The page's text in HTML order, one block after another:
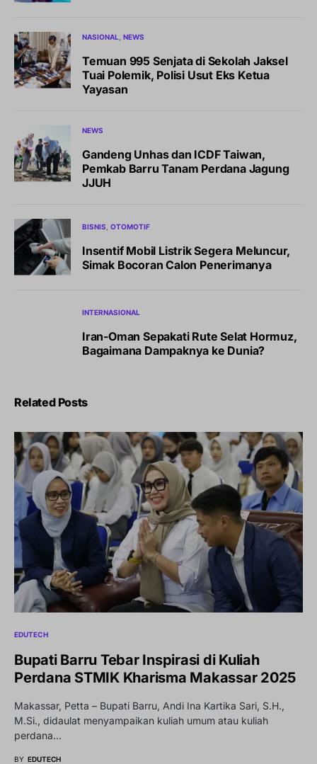
NASIONAL NEWS
Temuan 995 Senjata di Sekolah Jaksel
Tuai Polemik, Polisi Usut Eks Ketua
Yayasan
NEWS
Gandeng Unhas dan ICDF Taiwan,
Pemkab Barru Tanam Perdana Jagung
JJUH
BISNIS OTOMOTIF
Insentif Mobil Listrik Segera Meluncur,
Simak Bocoran Calon Penerimanya
INTERNASIONAL
Iran-Oman Sepakati Rute Selat Hormuz,
Bagaimana Dampaknya ke Dunia?
Related Posts
EDUTECH
Bupati Barru Tebar Inspirasi di Kuliah
Perdana STMIK Kharisma Makassar 2025
Makassar, Petta – Bupati Barru, Andi Ina Kartika Sari, S.H.,
M.Si., didaulat menyampaikan kuliah umum atau kuliah
perdana…
BY EDUTECH